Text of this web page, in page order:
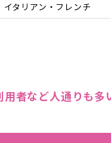
イタリアン・フレンチ
者など人通りも多